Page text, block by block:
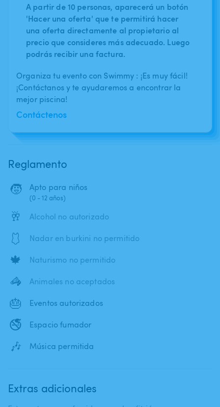
A partir de 10 personas, aparecerá un botón
'Hacer una oferta' que te permitirá hacer
una oferta directamente al propietario al
precio que consideres más adecuado. Luego
podrás recibir una factura.
Organiza tu evento con Swimmy : ¡Es muy fácil!
¡Contáctanos y te ayudaremos a encontrar la
mejor piscina!
Contáctenos
Reglamento
🧒 Apto para niños
(0 - 12 años)
🥂 Alcohol no autorizado
🩱 Nadar en burkini no permitido
🍁 Naturismo no permitido
🦓 Animales no aceptados
🎂 Eventos autorizados
🚭 Espacio fumador
🎶 Música permitida
Extras adicionales